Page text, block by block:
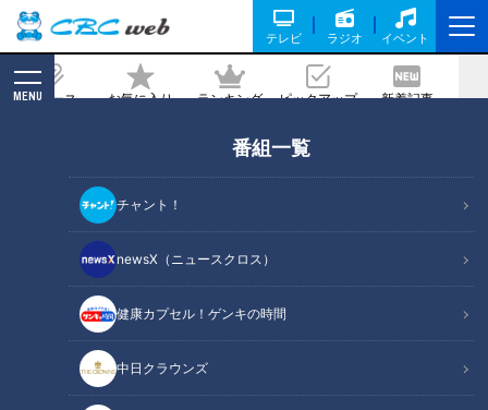
テレビ ラジオ イベント
ニュース お気に入り ランキング ピックアップ 新着記事
MENU
番組一覧
チャント！
newsX（ニュースクロス）
健康カプセル！ゲンキの時間
中日クラウンズ
だわりバウムクーヘン【デパチャン】
2022/11/04 18:30